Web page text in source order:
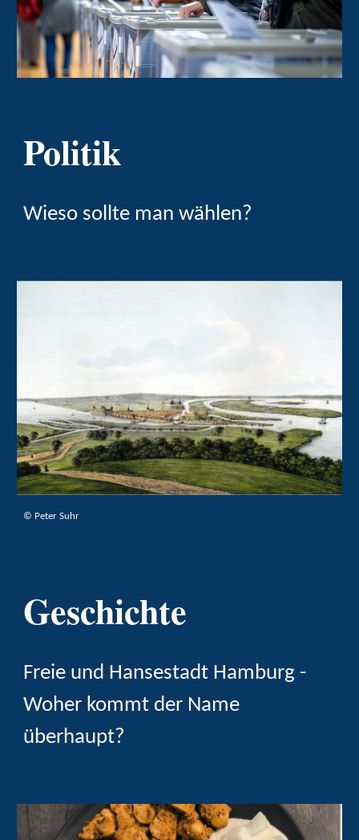
Politik
Wieso sollte man wählen?
© Peter Suhr
Geschichte
Freie und Hansestadt Hamburg -
Woher kommt der Name
überhaupt?